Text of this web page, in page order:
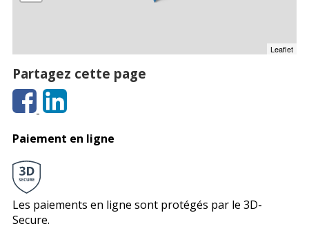
Leaflet
Partagez cette page
Paiement en ligne
Les paiements en ligne sont protégés par le 3D-
Secure.